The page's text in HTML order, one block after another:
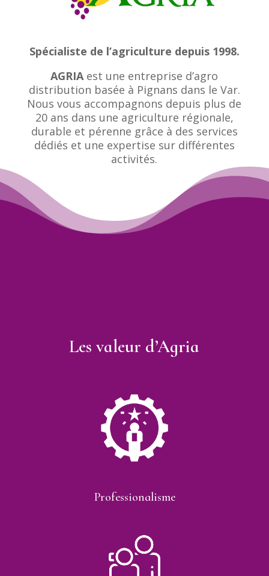
Spécialiste de l’agriculture depuis 1998.
AGRIAest une entreprise d’agro
distribution basée à Pignans dans le Var.
Nous vous accompagnons depuis plus de
20 ans dans une agriculture régionale,
durable et pérenne grâce à des services
dédiés et une expertise sur différentes
activités.
Les valeur d’Agria
Professionalisme